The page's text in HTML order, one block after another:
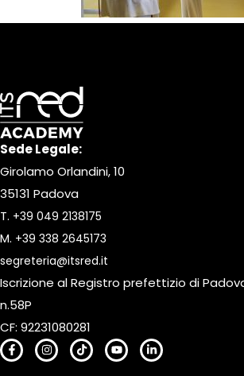
Sede Legale:
Girolamo Orlandini, 10
35131 Padova
T. +39 049 2138175
M. +39 338 2645173
segreteria@itsred.it
Iscrizione al Registro prefettizio di
n.58P
CF: 92231080281